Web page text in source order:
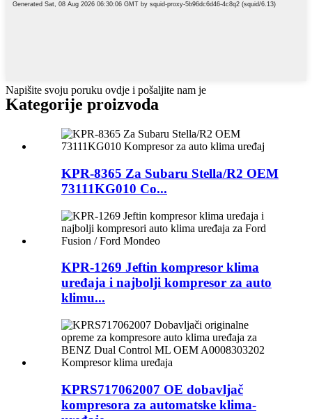
Napišite svoju poruku ovdje i pošaljite nam je
Kategorije proizvoda
KPR-8365 Za Subaru Stella/R2 OEM
73111KG010 Co...
KPR-1269 Jeftin kompresor klima
uređaja i najbolji kompresor za auto
klimu...
KPRS717062007 OE dobavljač
kompresora za automatske klima-